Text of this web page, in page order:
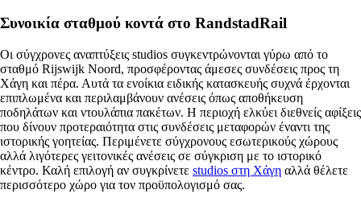
Συνοικία σταθμού κοντά στο RandstadRail
Οι σύγχρονες αναπτύξεις studios συγκεντρώνονται γύρω από το
σταθμό Rijswijk Noord, προσφέροντας άμεσες συνδέσεις προς τη
Χάγη και πέρα. Αυτά τα ενοίκια ειδικής κατασκευής συχνά έρχονται
επιπλωμένα και περιλαμβάνουν ανέσεις όπως αποθήκευση
ποδηλάτων και ντουλάπια πακέτων. Η περιοχή ελκύει διεθνείς αφίξεις
που δίνουν προτεραιότητα στις συνδέσεις μεταφορών έναντι της
ιστορικής γοητείας. Περιμένετε σύγχρονους εσωτερικούς χώρους
αλλά λιγότερες γειτονικές ανέσεις σε σύγκριση με το ιστορικό
κέντρο. Καλή επιλογή αν συγκρίνετε studios στη Χάγη αλλά θέλετε
περισσότερο χώρο για τον προϋπολογισμό σας.